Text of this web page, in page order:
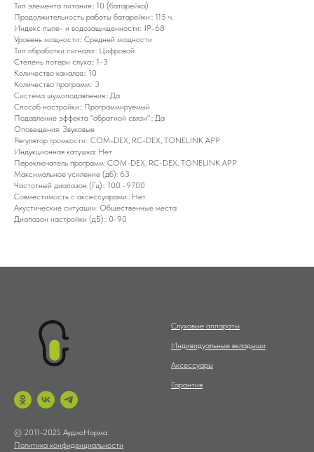
Тип элемента питания:: 10 (батарейка)
Продолжительность работы батарейки:: 115 ч.
Индекс пыле- и водозащищенности:: IP-68
Уровень мощности:: Средней мощности
Тип обработки сигнала:: Цифровой
Степень потери слуха:: 1-3
Количество каналов:: 10
Количество программ:: 3
Система шумоподавления:: Да
Способ настройки:: Программируемый
Подавление эффекта "обратной связи":: Да
Оповещения: Звуковые
Регулятор громкости:: COM-DEX, RC-DEX, TONELINK APP
Индукционная катушка: Нет
Переключатель программ: COM-DEX, RC-DEX, TONELINK APP
Максимальное усиление (дб): 63
Частотный диапазон (Гц):: 100 -9700
Совместимость с аксессуарами:: Нет
Акустические ситуации: Общественные места
Диапазон настройки (дБ):: 0-90
© 2011-2025 АудиоНорма.
Политика конфиденциальности
Слуховые аппараты
Индивидуальные вкладыши
Аксессуары
Гарантия